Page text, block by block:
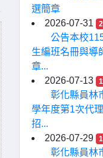
選簡章
2026-07-31
公告本校
生編班名冊與導
章...
2026-07-13
彰化縣員林
學年度第1次代
招...
2026-07-29
彰化縣員林